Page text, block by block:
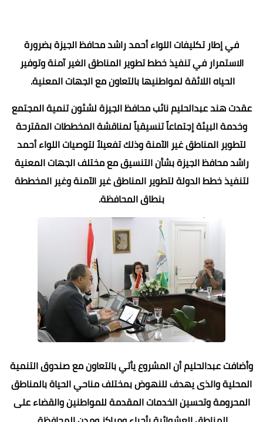
في إطار تكليفات اللواء أحمد راشد محافظ الجيزة بضرورة
الاستمرار في تنفيذ خطط تطوير المناطق الغير آمنة وتوفير
الحياه اللائقة لمواطنيها بالتعاون مع الجهات المعنية.
عقدت هند عبدالحليم نائب محافظ الجيزة لشئون تنمية المجتمع
وخدمة البيئة إجتماعاً تنسيقياً لمناقشة المخططات المقترحة
لتطوير المناطق غير الآمنة وذلك تفعيلاً لتوصيات اللواء أحمد
راشد محافظ الجيزة بشأن التنسيق مع مختلف الجهات المعنية
لتنفيذ خطط الدولة لتطوير المناطق غير الآمنة وغير المخططة
بنطاق المحافظة.
وأضافت عبدالحليم أن المشروع يأتي بالتعاون مع صندوق التنمية
المحلية والذى يهدف للنهوض بمختلف مناحي الحياة بالمناطق
المحرومة وتحسين الخدمات المقدمة للمواطنين والقضاء على